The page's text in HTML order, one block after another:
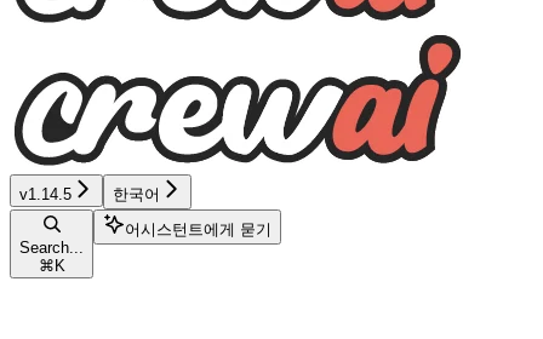
v1.14.5 한국어
Search...
⌘ K
어시스턴트에게 묻기